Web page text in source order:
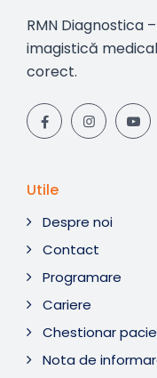
RMN Diagnostica
imagistică
corect.
Utile
Despre noi
Contact
Programare
Cariere
Chestionar
Nota de